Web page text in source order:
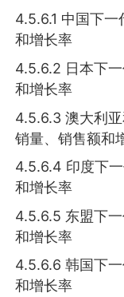
4.5.6.1 中国下
和增长率
4.5.6.2 日本下
和增长率
4.5.6.3 澳大利
销量、销售额和
4.5.6.4 印度下
和增长率
4.5.6.5 东盟下
和增长率
4.5.6.6 韩国下
和增长率